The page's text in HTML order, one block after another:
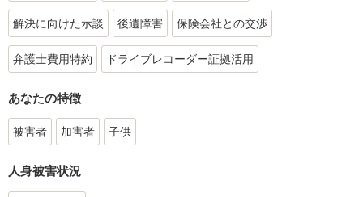
解決に向けた示談 後遺障害 保険会社との交渉
弁護士費用特約 ドライブレコーダー証拠活用
あなたの特徴
被害者 加害者 子供
人身被害状況